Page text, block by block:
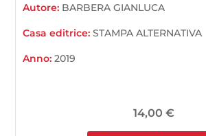
Autore: BARBERA GIANLUCA
Casa editrice:STAMPA ALTERNATIVA
Anno:2019
14,00 €